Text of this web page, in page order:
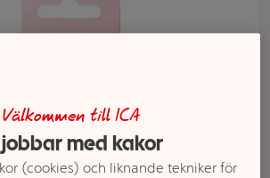
Välkommen till ICA
med kakor
(cookies) och liknande tekniker för